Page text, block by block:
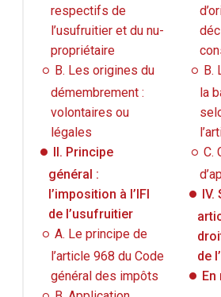
respectifs de
l’usufruitier et du nu-
propriétaire
B. Les origines du
démembrement :
volontaires ou
légales
II. Principe
général :
l’imposition à l’IFI
de l’usufruitier
A. Le principe de
l’article 968 du Code
général des impôts
B.
la
C.
de